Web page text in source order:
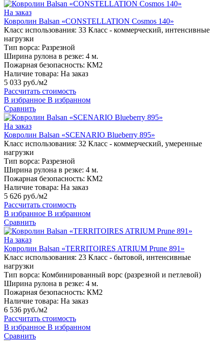
На заказ
Ковролин Balsan «CONSTELLATION Cosmos 140»
Класс использования: 33 Класс - коммерческий, интенсивные
нагрузки
Тип ворса: Разрезной
Ширина рулона в резке: 4 м.
Пожарная безопасность: КМ2
Наличие товара: На заказ
5 033 руб./м2
Рассчитать стоимость
В избранное В избранном
Сравнить
На заказ
Ковролин Balsan «SCENARIO Blueberry 895»
Класс использования: 32 Класс - коммерческий, умеренные
нагрузки
Тип ворса: Разрезной
Ширина рулона в резке: 4 м.
Пожарная безопасность: КМ2
Наличие товара: На заказ
5 626 руб./м2
Рассчитать стоимость
В избранное В избранном
Сравнить
На заказ
Ковролин Balsan «TERRITOIRES ATRIUM Prune 891»
Класс использования: 23 Класс - бытовой, интенсивные
нагрузки
Тип ворса: Комбинированный ворс (разрезной и петлевой)
Ширина рулона в резке: 4 м.
Пожарная безопасность: КМ2
Наличие товара: На заказ
6 536 руб./м2
Рассчитать стоимость
В избранное В избранном
Сравнить